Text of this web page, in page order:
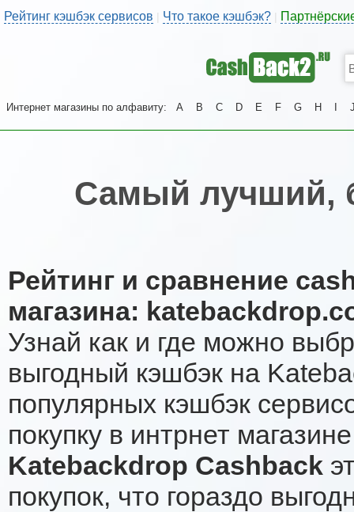
Рейтинг кэшбэк сервисов | Что такое кэшбэк?
Интернет магазины по алфавиту: A B C D E F G H
Самый лучший,
Рейтинг и сравнение
магазина:
Узнай как и где можно
выгодный кэшбэк на
популярных кэшбэк
покупку в интрнет
Katebackdrop Cashback
покупок, что гораздо